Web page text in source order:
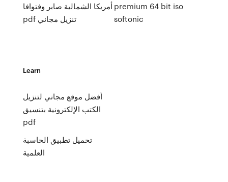
أمريكا الشمالية صابر وفتوافا
pdf تنزيل مجاني
premium 64 bit iso
softonic
Learn
أفضل موقع مجاني لتنزيل
الكتب الإلكترونية بتنسيق
pdf
تحميل تطبيق الحاسبة
العلمية